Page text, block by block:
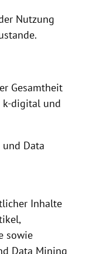
Nutzung
Gesamtheit
k-digital und
und Data
Inhalte
sowie
Data Mining